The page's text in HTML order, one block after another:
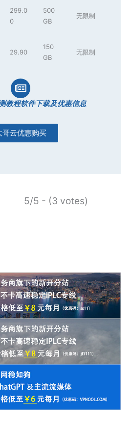
299.0
0
500
GB
无限制
29.90
150
GB
无限制
教程软件下载及优惠信息
哥云优惠购买
5/5 - (3 votes)